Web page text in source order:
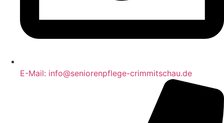
E-Mail: info@seniorenpflege-crimmitschau.de